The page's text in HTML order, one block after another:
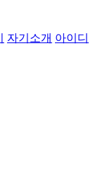
자기소개 아이디